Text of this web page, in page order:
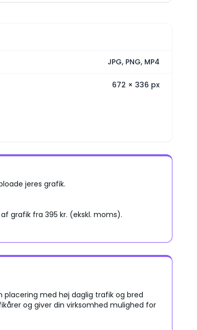
JPG, PNG, MP4
672 × 336 px
jeres grafik.
grafik fra 395 kr. (ekskl. moms).
placering med høj daglig trafik og bred
og giver din virksomhed mulighed for